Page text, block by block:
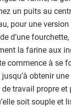
un puits au
pour une
d’une
la farine aux
commence à se
obtenir
travail propre
soit souple et